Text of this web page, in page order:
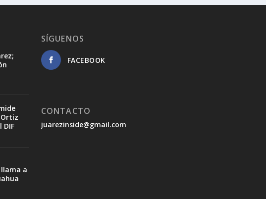
DIF
a
SÍGUENOS
FACEBOOK
CONTACTO
juarezinside@gmail.com